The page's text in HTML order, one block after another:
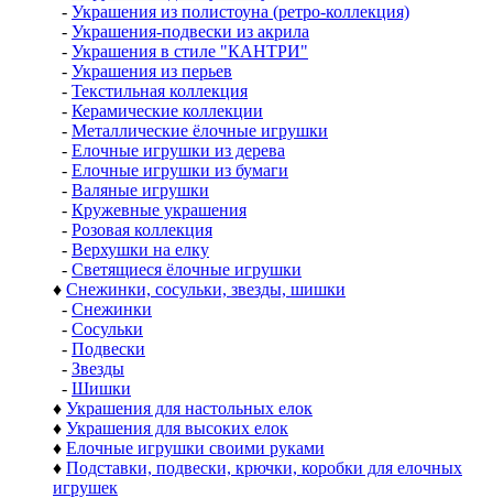
- Украшения из полистоуна (ретро-коллекция)
- Украшения-подвески из акрила
- Украшения в стиле "КАНТРИ"
- Украшения из перьев
- Текстильная коллекция
- Керамические коллекции
- Металлические ёлочные игрушки
- Елочные игрушки из дерева
- Елочные игрушки из бумаги
- Валяные игрушки
- Кружевные украшения
- Розовая коллекция
- Верхушки на елку
- Светящиеся ёлочные игрушки
♦ Снежинки, сосульки, звезды, шишки
- Снежинки
- Сосульки
- Подвески
- Звезды
- Шишки
♦ Украшения для настольных елок
♦ Украшения для высоких елок
♦ Елочные игрушки своими руками
♦ Подставки, подвески, крючки, коробки для елочных
игрушек